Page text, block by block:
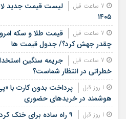
لیست قیمت جدید
۱۴۰۵
چقدر جهش کرد؟/ جدول قیمت ها
جریمه سنگین
خطراتی در انتظار شماست؟
پرداخت بدون کارت با
هوشمند در خریدهای حضوری
۹ راه ساده برای خنک